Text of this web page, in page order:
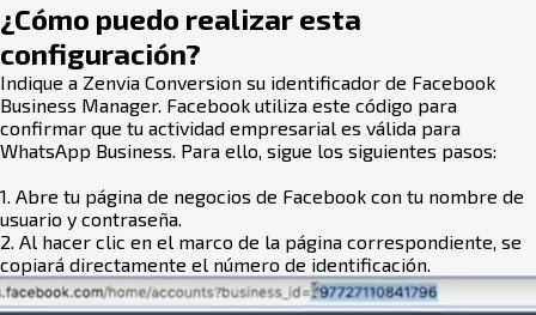
¿Cómo puedo realizar esta
configuración?
Indique a Zenvia Conversion su identificador de Facebook
Business Manager. Facebook utiliza este código para
confirmar que tu actividad empresarial es válida para
WhatsApp Business. Para ello, sigue los siguientes pasos:
1. Abre tu página de negocios de Facebook con tu nombre de
usuario y contraseña.
2. Al hacer clic en el marco de la página correspondiente, se
copiará directamente el número de identificación.